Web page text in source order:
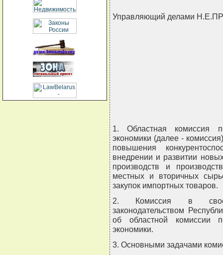
Управляющий делами
1. Областная комиссия
экономики (далее -
повышения
внедрении и развитии
производств и
местных и вторичных
закупок импортных товаров.
2. Комиссия в своей
законодательством
об областной комиссии
экономики.
3. Основными задачами